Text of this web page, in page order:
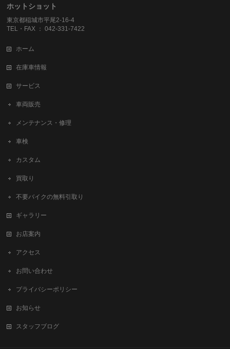
ホットショット
東京都稲城市平尾2-16-4
TEL・FAX ： 042-331-7422
ホーム
在庫車情報
サービス
車両販売
メンテナンス・修理
車検
カスタム
買取り
不要バイクの無料引取り
ギャラリー
お店案内
アクセス
お問い合わせ
プライバシーポリシー
お知らせ
スタッフブログ